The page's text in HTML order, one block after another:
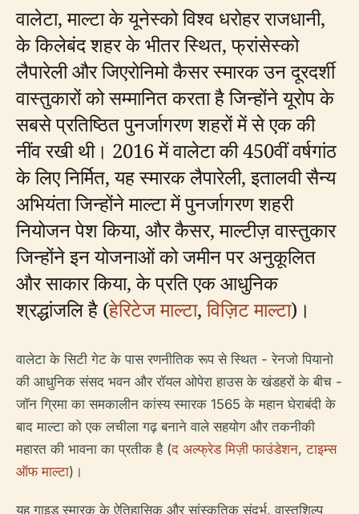
वालेटा, माल्टा के यूनेस्को विश्व धरोहर राजधानी,
के किलेबंद शहर के भीतर स्थित, फ्रांसेस्को
लैपारेली और जिएरोनिमो कैसर स्मारक उन दूरदर्शी
वास्तुकारों को सम्मानित करता है जिन्होंने यूरोप के
सबसे प्रतिष्ठित पुनर्जागरण शहरों में से एक की
नींव रखी थी। 2016 में वालेटा की 450वीं वर्षगांठ
के लिए निर्मित, यह स्मारक लैपारेली, इतालवी सैन्य
अभियंता जिन्होंने माल्टा में पुनर्जागरण शहरी
नियोजन पेश किया, और कैसर, माल्टीज़ वास्तुकार
जिन्होंने इन योजनाओं को जमीन पर अनुकूलित
और साकार किया, के प्रति एक आधुनिक
श्रद्धांजलि है (हेरिटेज माल्टा,विज़िट माल्टा)।
वालेटा के सिटी गेट के पास रणनीतिक रूप से स्थित - रेनजो पियानो
की आधुनिक संसद भवन और रॉयल ओपेरा हाउस के खंडहरों के बीच -
जॉन ग्रिमा का समकालीन कांस्य स्मारक 1565 के महान घेराबंदी के
बाद माल्टा को एक लचीला गढ़ बनाने वाले सहयोग और तकनीकी
महारत की भावना का प्रतीक है (द अल्फ्रेड मिज़ी फाउंडेशन,टाइम्स
ऑफ माल्टा)।
यह गाइड स्मारक के ऐतिहासिक और सांस्कृतिक संदर्भ, वास्तुशिल्प